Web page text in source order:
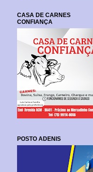
CASA DE CARNES
CONFIANÇA
POSTO ADENIS